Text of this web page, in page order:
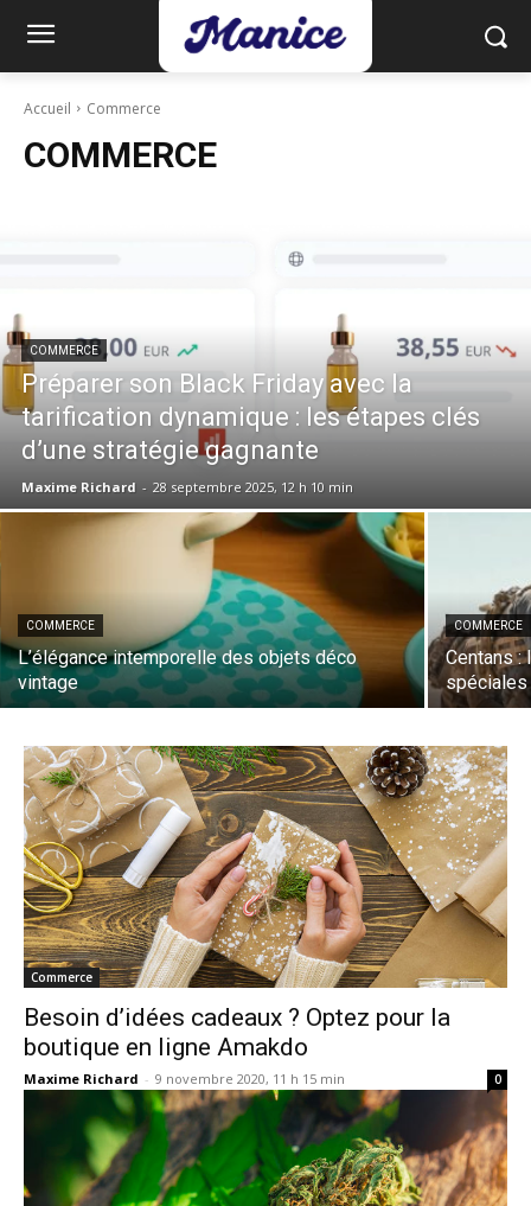
Accueil Commerce
COMMERCE
COMMERCE
Préparer son Black Friday avec la
tarification dynamique : les étapes clés
d’une stratégie gagnante
Maxime Richard - 28 septembre 2025, 12 h 10 min
COMMERCE
L’élégance intemporelle des objets déco
vintage
COMMERCE
Centans
spéciales
Commerce
Besoin d’idées cadeaux ? Optez pour la
boutique en ligne Amakdo
Maxime Richard - 9 novembre 2020, 11 h 15 min 0